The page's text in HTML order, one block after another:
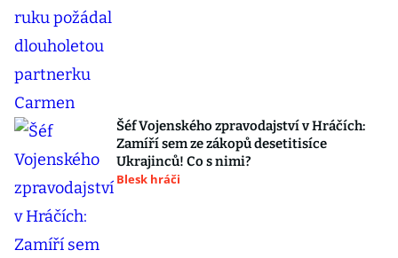
Šéf Vojenského zpravodajství v Hráčích:
Zamíří sem ze zákopů desetitisíce
Ukrajinců! Co s nimi?
Blesk hráči